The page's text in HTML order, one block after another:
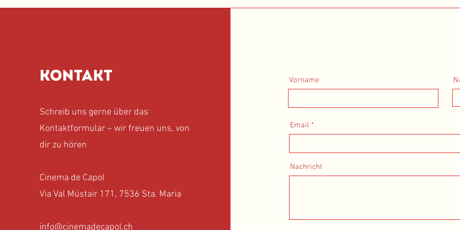
Kontakt
Schreib uns gerne über das
Kontaktformular – wir freuen uns, von
dir zu hören
Cinema de Capol
Via Val Müstair 171, 7536 Sta. Maria
info@cinemadecapol.ch
Vorname
Email
Nachricht